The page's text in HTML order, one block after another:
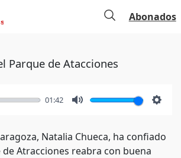
Abonados
Parque de Atacciones
01:42
Natalia Chueca, ha confiado
de Atracciones reabra con buena